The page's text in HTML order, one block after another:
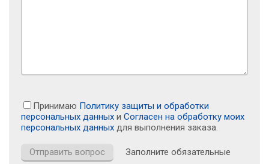
Принимаю Политику защиты и обработки
персональных данных и Согласен на обработку моих
персональных данных для выполнения заказа.
Заполните обязательные